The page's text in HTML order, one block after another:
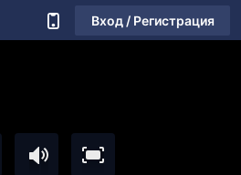
Вход / Регистрация